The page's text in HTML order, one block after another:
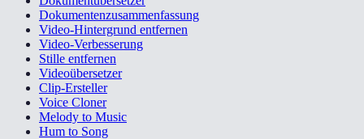
Dokumentenzusammenfassung
Video-Hintergrund entfernen
Video-Verbesserung
Stille entfernen
Videoübersetzer
Clip-Ersteller
Voice Cloner
Melody to Music
Hum to Song